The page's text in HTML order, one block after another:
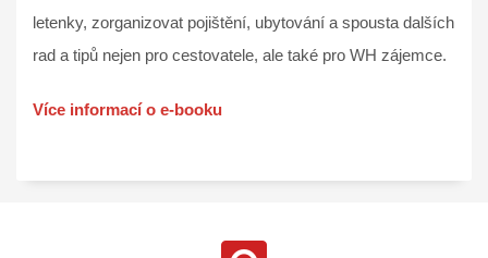
letenky, zorganizovat pojištění, ubytování a spousta dalších
rad a tipů nejen pro cestovatele, ale také pro WH zájemce.
Více informací o e-booku